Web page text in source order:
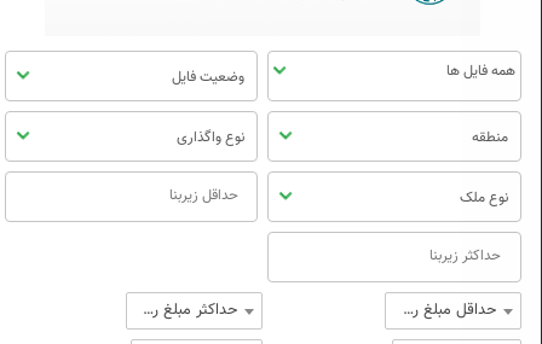
وضعیت فایل
منطقه نوع واگذاری
نوع ملک
حداقل مبلغ رهن
حداکثر مبلغ رهن